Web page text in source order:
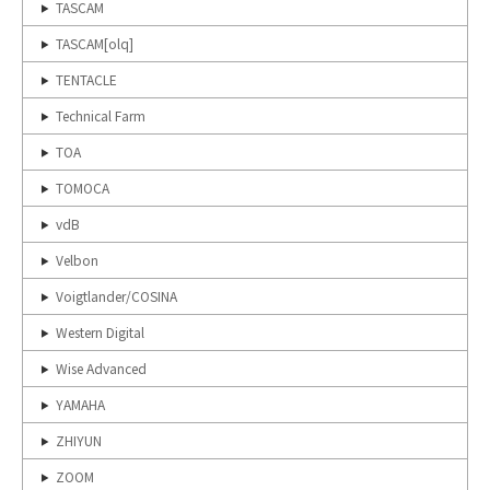
TASCAM
TASCAM[olq]
TENTACLE
Technical Farm
TOA
TOMOCA
vdB
Velbon
Voigtlander/COSINA
Western Digital
Wise Advanced
YAMAHA
ZHIYUN
ZOOM